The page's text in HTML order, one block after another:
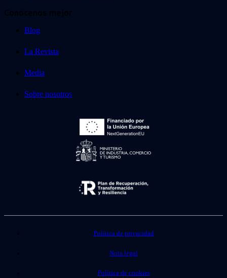
Conócenos mejor
Blog
La Revista
Media
Sobre nosotros
Política de privacidad
Nota legal
Política de cookies